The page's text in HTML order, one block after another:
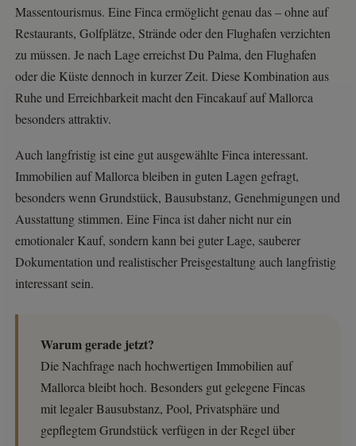
Massentourismus. Eine Finca ermöglicht genau das – ohne auf
Restaurants, Golfplätze, Strände oder den Flughafen verzichten
zu müssen. Je nach Lage erreichst Du Palma, den Flughafen
oder die Küste dennoch in kurzer Zeit. Diese Kombination aus
Ruhe und Erreichbarkeit macht den Fincakauf auf Mallorca
besonders attraktiv.
Auch langfristig ist eine gut ausgewählte Finca interessant.
Immobilien auf Mallorca bleiben in guten Lagen gefragt,
besonders wenn Grundstück, Bausubstanz, Genehmigungen und
Ausstattung stimmen. Eine Finca ist daher nicht nur ein
emotionaler Kauf, sondern kann bei guter Lage, sauberer
Dokumentation und realistischer Preisgestaltung auch langfristig
interessant sein.
Warum gerade jetzt?
Die Nachfrage nach hochwertigen Immobilien auf
Mallorca bleibt hoch. Besonders gut gelegene Fincas
mit legaler Bausubstanz, Pool, Privatsphäre und
gepflegtem Grundstück verfügen in der Regel über